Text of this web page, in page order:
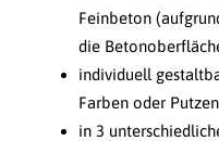
Feinbeton
die
individuell
Farben oder Putzen
in 3